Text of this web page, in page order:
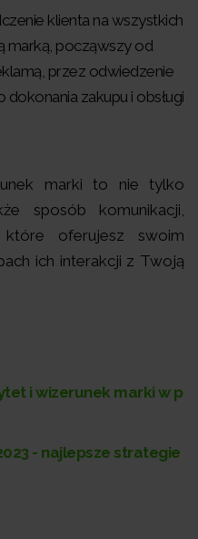
klienta na wszystkich
marką, począwszy od
przez odwiedzenie
zakupu i obsługi
marki to nie tylko
sposób komunikacji,
oferujesz swoim
ich interakcji z Twoją
i wizerunek marki w p
- najlepsze strategie